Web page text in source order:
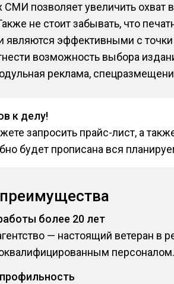
СМИ позволяет увеличить охват
не стоит забывать, что
являются эффективными с
возможность выбора
реклама,
к делу!
запросить прайс-лист, а
будет прописана вся
более 20 лет
— настоящий ветеран